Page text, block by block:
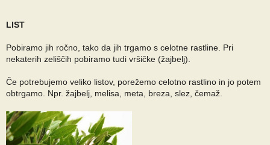
LIST
Pobiramo jih ročno, tako da jih trgamo s celotne rastline. Pri
nekaterih zeliščih pobiramo tudi vršičke (žajbelj).
Če potrebujemo veliko listov, porežemo celotno rastlino in jo potem
obtrgamo. Npr. žajbelj, melisa, meta, breza, slez, čemaž.